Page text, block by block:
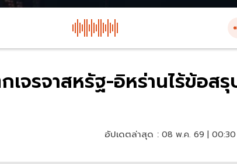
เจรจาสหรัฐ-อิหร่านไร้ข้อส
อัปเดตล่าสุด : 08 พ.ค. 69 |